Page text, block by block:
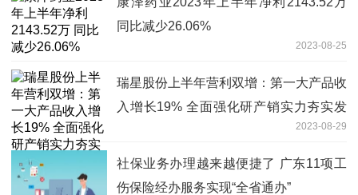
同比减少26.06%
2023-08-25
瑞星股份上半年营利双增：第一大产品收
入增长19% 全面强化研产销实力夯实发
2023-08-29
社保业务办理越来越便捷了 广东11项工
伤保险经办服务实现“全省通办”